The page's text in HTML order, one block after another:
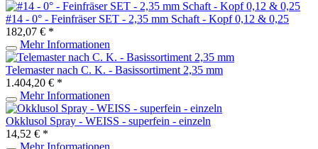
#14 - 0° - Feinfräser SET - 2,35 mm Schaft - Kopf 0,12 & 0,25
182,07 € *
Mehr Informationen
Telemaster nach C. K. - Basissortiment 2,35 mm
1.404,20 € *
Mehr Informationen
Okklusol Spray - WEISS - superfein - einzeln
14,52 € *
Mehr Informationen